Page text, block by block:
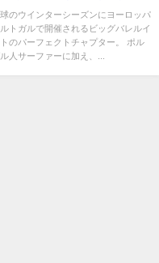
アラート
のウインターシーズンにヨーロッパ
トガルで開催されるビッグバレルイ
のパーフェクトチャプター。 ポル
ル人サーファーに加え、...